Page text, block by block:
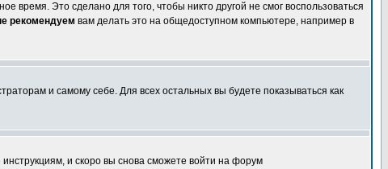
время. Это сделано для того, чтобы никто другой не смог воспользоваться
рекомендуем вам делать это на общедоступном компьютере, например в
и самому себе. Для всех остальных вы будете показываться как
инструкциям, и скоро вы снова сможете войти на форум